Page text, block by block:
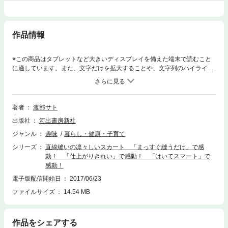
作品情報
※この商品はタブレットなど大きいディスプレイを備えた端末で読むこと
に適しています。また、文字だけを拡大することや、文字列のハイライ
ト、検索、辞書の参照、引用などの機能が使用できません。形も作り方も
シンプルかつスマート。直線縫いの斬新さに感激し、はいてスマートさを
実感。手作りがどんどん楽しくなります。プリントやレースなどの人気素
材を使った魅力のスカートも満載。※本文中の「原寸大」等の表記は紙書
用の端末によって決まり、紙書籍と同一サイズに表示されない場合がある
ことをご承知おきください。
著者
渡部サト
出版社
河出書房新社
ジャンル
趣味
暮らし・健康・子育て
シリーズ
直線縫いの凛々しいスカート 「まっすぐ縫うだけ」で感
動！ 「仕上がりきれい」で感動！ 「はいてスマート」で
感動！
電子版配信開始日
2017/06/23
ファイルサイズ
14.54 MB
作品をシェアする